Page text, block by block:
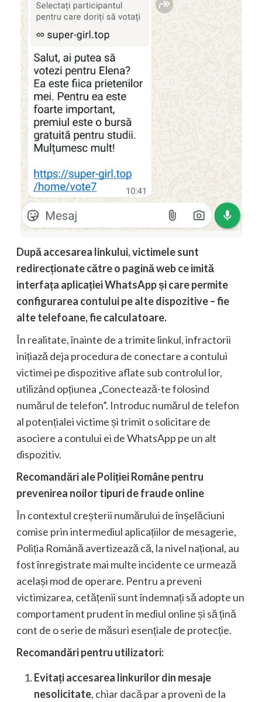
După accesarea linkului, victimele sunt
redirecționate către o pagină web ce imită
interfața aplicației WhatsApp și care permite
configurarea contului pe alte dispozitive – fie
alte telefoane, fie calculatoare.
În realitate, înainte de a trimite linkul, infractorii
inițiază deja procedura de conectare a contului
victimei pe dispozitive aflate sub controlul lor,
utilizând opțiunea „Conectează-te folosind
numărul de telefon”. Introduc numărul de telefon
al potențialei victime și trimit o solicitare de
asociere a contului ei de WhatsApp pe un alt
dispozitiv.
Recomandări ale Poliției Române pentru
prevenirea noilor tipuri de fraude online
În contextul creșterii numărului de înșelăciuni
comise prin intermediul aplicațiilor de mesagerie,
Poliția Română avertizează că, la nivel național, au
fost înregistrate mai multe incidente ce urmează
același mod de operare. Pentru a preveni
victimizarea, cetățenii sunt îndemnați să adopte un
comportament prudent în mediul online și să țină
cont de o serie de măsuri esențiale de protecție.
Recomandări pentru utilizatori:
Evitați accesarea linkurilor din mesaje
nesolicitate, chiar dacă par a proveni de la